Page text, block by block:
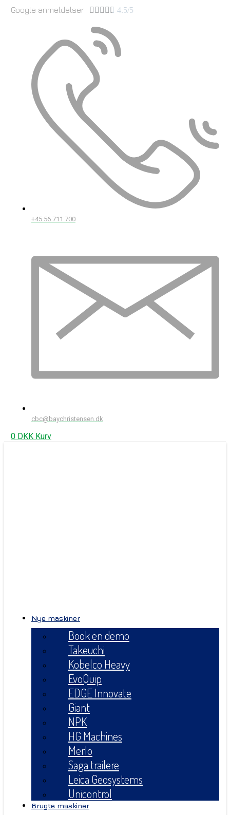
Google anmeldelser      4.5/5
+45 56 711 700
cbc@baychristensen.dk
0 DKK Kurv
Nye maskiner
Book en demo
Takeuchi
Kobelco Heavy
EvoQuip
EDGE Innovate
Giant
NPK
HG Machines
Merlo
Saga trailere
Leica Geosystems
Unicontrol
Brugte maskiner